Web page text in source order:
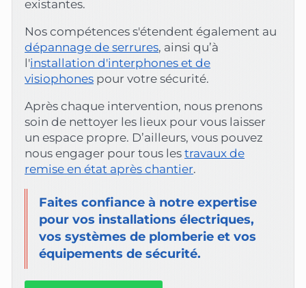
existantes.
Nos compétences s'étendent également au
dépannage de serrures, ainsi qu’à
l'installation d'interphones et de
visiophones pour votre sécurité.
Après chaque intervention, nous prenons
soin de nettoyer les lieux pour vous laisser
un espace propre. D’ailleurs, vous pouvez
nous engager pour tous lestravaux de
remise en état après chantier.
Faites confiance à notre expertise
pour vos installations électriques,
vos systèmes de plomberie et vos
équipements de sécurité.